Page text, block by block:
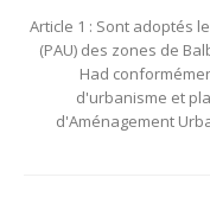
Article 1 : Sont adoptés
(PAU) des zones de
Had
d'urbanisme et
d'Aménagement